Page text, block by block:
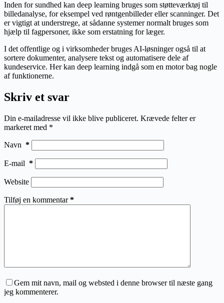
Inden for sundhed kan deep learning bruges som støtteværktøj til
billedanalyse, for eksempel ved røntgenbilleder eller scanninger. Det
er vigtigt at understrege, at sådanne systemer normalt bruges som
hjælp til fagpersoner, ikke som erstatning for læger.
I det offentlige og i virksomheder bruges AI-løsninger også til at
sortere dokumenter, analysere tekst og automatisere dele af
kundeservice. Her kan deep learning indgå som en motor bag nogle
af funktionerne.
Skriv et svar
Din e-mailadresse vil ikke blive publiceret. Krævede felter er
markeret med *
Navn *
E-mail *
Website
Tilføj en kommentar*
Gem mit navn, mail og websted i denne browser til næste gang
jeg kommenterer.